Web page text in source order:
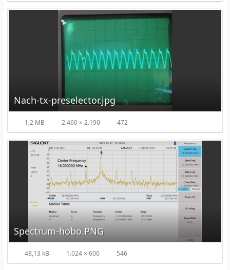
Nach-tx-preselector.jpg
1,2 MB 2.460 × 2.190 472
Spectrum-hobo.PNG
48,13 kB 1.024 × 600 546